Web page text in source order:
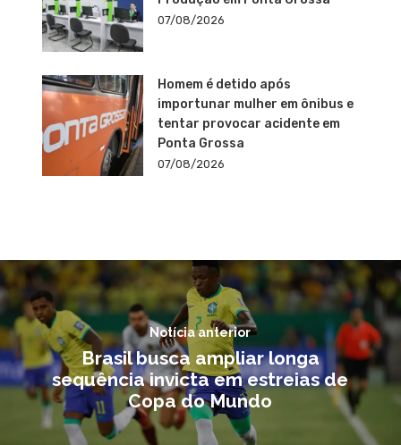
07/08/2026
Homem é detido após
importunar mulher em ônibus e
tentar provocar acidente em
Ponta Grossa
07/08/2026
Notícia anterior
Brasil busca ampliar longa
sequência invicta em estreias de
Copa do Mundo